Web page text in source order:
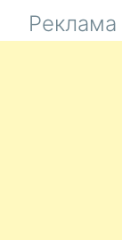
Реклама